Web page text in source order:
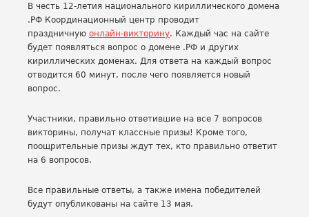
В честь 12-летия национального кириллического домена
.РФ Координационный центр проводит
праздничную онлайн-викторину. Каждый час на сайте
будет появляться вопрос о домене .РФ и других
кириллических доменах. Для ответа на каждый вопрос
отводится 60 минут, после чего появляется новый
вопрос.
Участники, правильно ответившие на все 7 вопросов
викторины, получат классные призы! Кроме того,
поощрительные призы ждут тех, кто правильно ответит
на 6 вопросов.
Все правильные ответы, а также имена победителей
будут опубликованы на сайте 13 мая.